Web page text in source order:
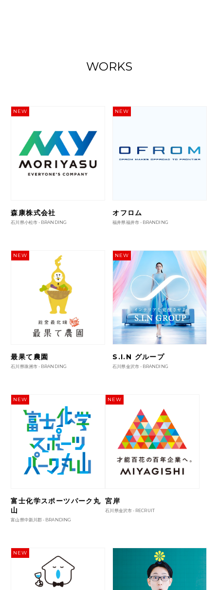
WORKS
NEW
森康株式会社
石川県小松市 - BRANDING
NEW
オフロム
福井県福井市 - BRANDING
NEW
最果て農園
石川県珠洲市 - BRANDING
NEW
S.I.N グループ
石川県金沢市 - BRANDING
NEW
富士化学スポーツパーク丸
山
富山県中新川郡 - BRANDING
NEW
宮岸
石川県金沢市 - RECRUIT
NEW